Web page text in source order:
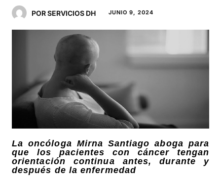
POR SERVICIOS DH JUNIO 9, 2024
La oncóloga Mirna Santiago aboga para
que los pacientes con cáncer tengan
orientación continua antes, durante y
después de la enfermedad